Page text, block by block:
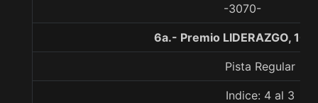
-3070-
6a.- Premio LIDERAZGO,
Pista Regular
Indice: 4 al 3